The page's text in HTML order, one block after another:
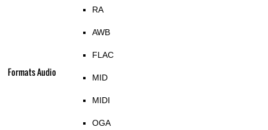
Formats Audio
RA
AWB
FLAC
MID
MIDI
OGA